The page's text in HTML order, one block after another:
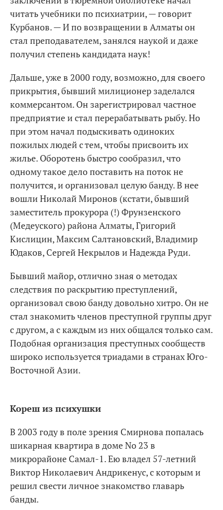
читать учебники по психиатрии, — говорит
Курбанов. — И по возвращении в Алматы он
стал преподавателем, занялся наукой и даже
получил степень кандидата наук!
Дальше, уже в 2000 году, возможно, для своего
прикрытия, бывший милиционер заделался
коммерсантом. Он зарегистрировал частное
предприятие и стал перерабатывать рыбу. Но
при этом начал подыскивать одиноких
пожилых людей с тем, чтобы присвоить их
жилье. Оборотень быстро сообразил, что
одному такое дело поставить на поток не
получится, и организовал целую банду. В нее
вошли Николай Миронов (кстати, бывший
заместитель прокурора (!) Фрунзенского
(Медеуского) района Алматы, Григорий
Кислицин, Максим Салтановский, Владимир
Юдаков, Сергей Некрылов и Надежда Руди.
Бывший майор, отлично зная о методах
следствия по раскрытию преступлений,
организовал свою банду довольно хитро. Он не
стал знакомить членов преступной группы друг
с другом, а с каждым из них общался только сам.
Подобная организация преступных сообществ
широко используется триадами в странах Юго-
Восточной Азии.
Кореш из психушки
В 2003 году в поле зрения Смирнова попалась
шикарная квартира в доме No 23 в
микрорайоне Самал-1. Ею владел 57-летний
Виктор Николаевич Андрикенус, с которым и
решил свести личное знакомство главарь
банды.